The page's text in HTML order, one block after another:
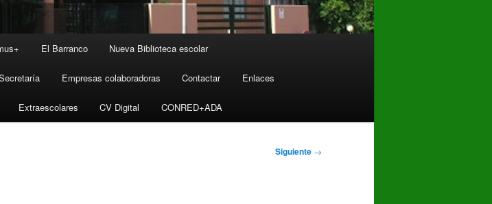
El Barranco Nueva Biblioteca escolar
Empresas colaboradoras Contactar Enlaces
Extraescolares CV Digital CONRED+ADA
Siguiente →